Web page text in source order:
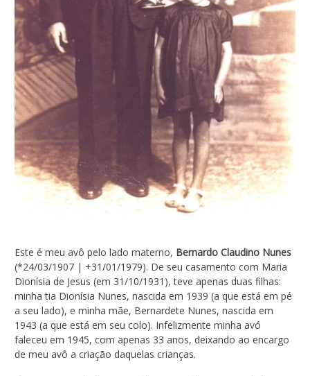
Este é meu avô pelo lado materno, Bernardo Claudino Nunes
(*24/03/1907 | +31/01/1979). De seu casamento com Maria
Dionísia de Jesus (em 31/10/1931), teve apenas duas filhas:
minha tia Dionísia Nunes, nascida em 1939 (a que está em pé
a seu lado), e minha mãe, Bernardete Nunes, nascida em
1943 (a que está em seu colo). Infelizmente minha avó
faleceu em 1945, com apenas 33 anos, deixando ao encargo
de meu avô a criação daquelas crianças.